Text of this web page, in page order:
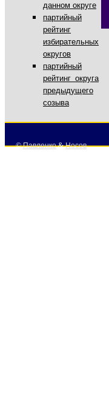
данном округе
партийный
рейтинг
избирательных
округов
партийный
рейтинг округа
предыдущего
созыва
©Павленко&Носов